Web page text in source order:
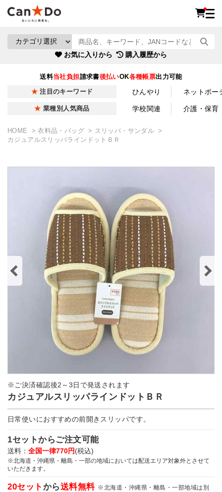
お気に入りから 購入履歴から
送料当社負担請求書後払いOK各種帳票出力可能
注目のキーワード ひんやり ネットポー
業種別人気商品 学校関連 介護・保育
HOME 衣料品・バッグ
スリッパ・サンダル
カジュアルスリッパラインドットＢＲ
※ご決済確認後2～3日で発送されます
カジュアルスリッパラインドットＢＲ
日常使いにおすすめの前開きスリッパです。
1セットからご注文可能
送料： 全国一律770円(税込)
※北海道・沖縄県・離島・一部の地域においては配送エリア対象外とさせて
いただきます。
20セット から送料無料 ※北海道・沖縄県・離島・一部地域は別